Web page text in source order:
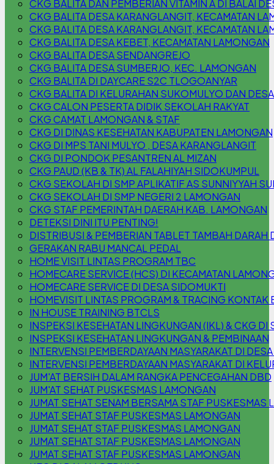
CKG BALITA DAN PEMBERIAN VITAMIN A DI BALAI
CKG BALITA DESA KARANGLANGIT, KECAMATAN
CKG BALITA DESA KARANGLANGIT, KECAMATAN
CKG BALITA DESA KEBET, KECAMATAN LAMONGAN
CKG BALITA DESA SENDANGREJO
CKG BALITA DESA SUMBERJO, KEC. LAMONGAN
CKG BALITA DI DAYCARE S2C TLOGOANYAR
CKG BALITA DI KELURAHAN SUKOMULYO DAN
CKG CALON PESERTA DIDIK SEKOLAH RAKYAT
CKG CAMAT LAMONGAN & STAF
CKG DI DINAS KESEHATAN KABUPATEN LAMONGAN
CKG DI MPS TANI MULYO , DESA KARANGLANGIT
CKG DI PONDOK PESANTREN AL MIZAN
CKG PAUD (KB & TK) AL FALAHIYAH SIDOKUMPUL
CKG SEKOLAH DI SMP APLIKATIF AS SUNNIYYAH
CKG SEKOLAH DI SMP NEGERI 2 LAMONGAN
CKG STAF PEMERINTAH DAERAH KAB. LAMONGAN
DETEKSI DINI ITU PENTING!
DISTRIBUSI & PEMBERIAN TABLET TAMBAH DARAH
GERAKAN RABU MANCAL PEDAL
HOME VISIT LINTAS PROGRAM TBC
HOMECARE SERVICE (HCS) DI KECAMATAN
HOMECARE SERVICE DI DESA SIDOMUKTI
HOMEVISIT LINTAS PROGRAM & TRACING KONTAK
IN HOUSE TRAINING BTCLS
INSPEKSI KESEHATAN LINGKUNGAN (IKL) & CKG DI
INSPEKSI KESEHATAN LINGKUNGAN & PEMBINAAN
INTERVENSI PEMBERDAYAAN MASYARAKAT DI
INTERVENSI PEMBERDAYAAN MASYARAKAT DI
JUM'AT BERSIH DALAM RANGKA PENCEGAHAN DBD
JUM'AT SEHAT PUSKESMAS LAMONGAN
JUMAT SEHAT SENAM BERSAMA STAF PUSKESMAS
JUMAT SEHAT STAF PUSKESMAS LAMONGAN
JUMAT SEHAT STAF PUSKESMAS LAMONGAN
JUMAT SEHAT STAF PUSKESMAS LAMONGAN
JUMAT SEHAT STAF PUSKESMAS LAMONGAN